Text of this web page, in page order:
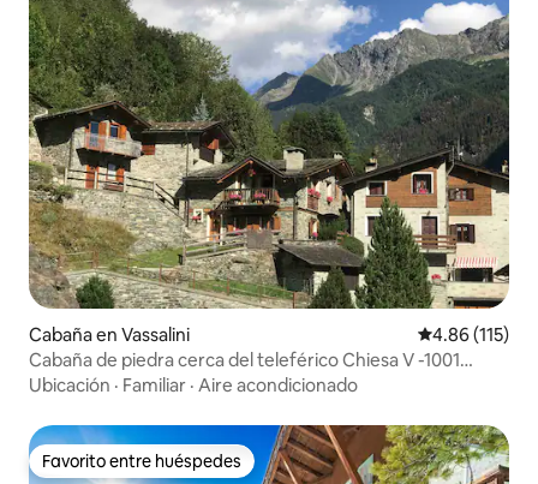
Cabaña en Vassalini Calificación
4.86 (115)
Cabaña de piedra cerca del teleférico Chiesa V -1001
noches
Ubicación · Familiar · Aire acondicionado
Favorito entre huéspedes
Favorito entre huéspedes